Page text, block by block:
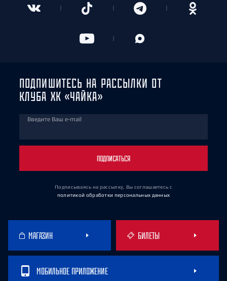
ПОДПИШИТЕСЬ НА РАССЫЛКИ ОТ
КЛУБА ХК «ЧАЙКА»
Введите Ваш e-mail
ПОДПИСАТЬСЯ
Подписываясь на рассылку, Вы соглашаетесь с
политикой обработки персональных данных
МАГАЗИН БИЛЕТЫ
МОБИЛЬНОЕ ПРИЛОЖЕНИЕ